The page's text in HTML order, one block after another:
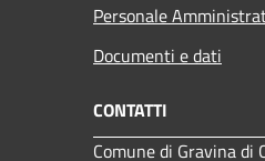
Personale
Documenti e dati
CONTATTI
Comune di Gravina di